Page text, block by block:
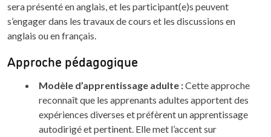
sera présenté en anglais, et les participant(e)s peuvent
s’engager dans les travaux de cours et les discussions en
anglais ou en français.
Approche pédagogique
Modèle d’apprentissage adulte :Cette approche
reconnaît que les apprenants adultes apportent des
expériences diverses et préfèrent un apprentissage
autodirigé et pertinent. Elle met l’accent sur